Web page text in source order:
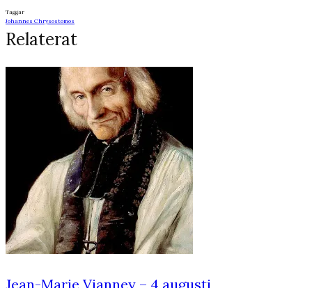
Taggar
Johannes Chrysostomos
Relaterat
Jean-Marie Vianney – 4 augusti